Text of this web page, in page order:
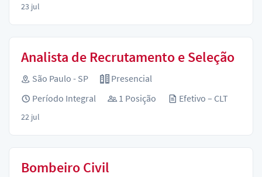
23 jul
Analista de Recrutamento e Seleção
São Paulo - SP
Presencial
Período Integral
1 Posição Efetivo – CLT
22 jul
Bombeiro Civil